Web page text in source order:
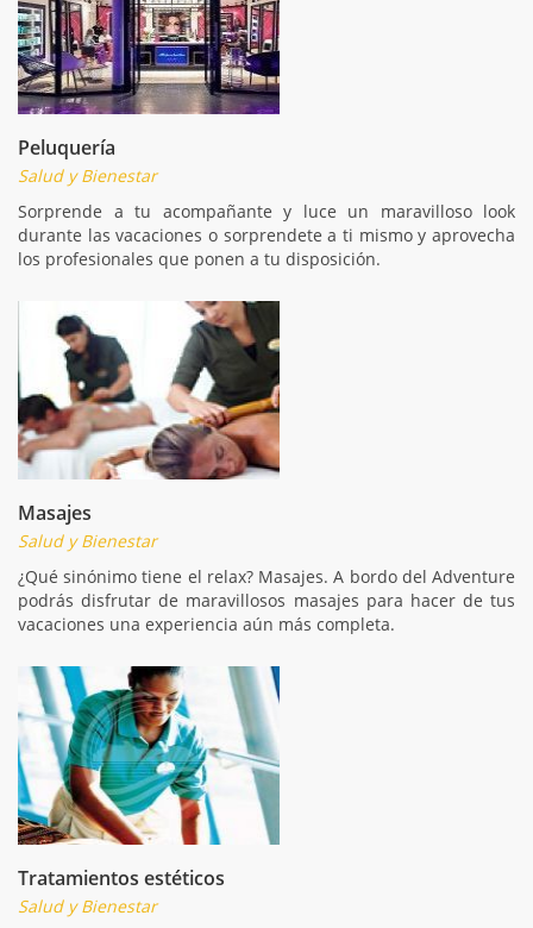
Peluquería
Salud y Bienestar
Sorprende a tu acompañante y luce un maravilloso look
durante las vacaciones o sorprendete a ti mismo y aprovecha
los profesionales que ponen a tu disposición.
Masajes
Salud y Bienestar
¿Qué sinónimo tiene el relax? Masajes. A bordo del Adventure
podrás disfrutar de maravillosos masajes para hacer de tus
vacaciones una experiencia aún más completa.
Tratamientos estéticos
Salud y Bienestar